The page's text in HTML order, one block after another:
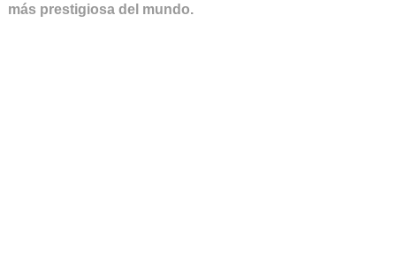
más prestigiosa del mundo.